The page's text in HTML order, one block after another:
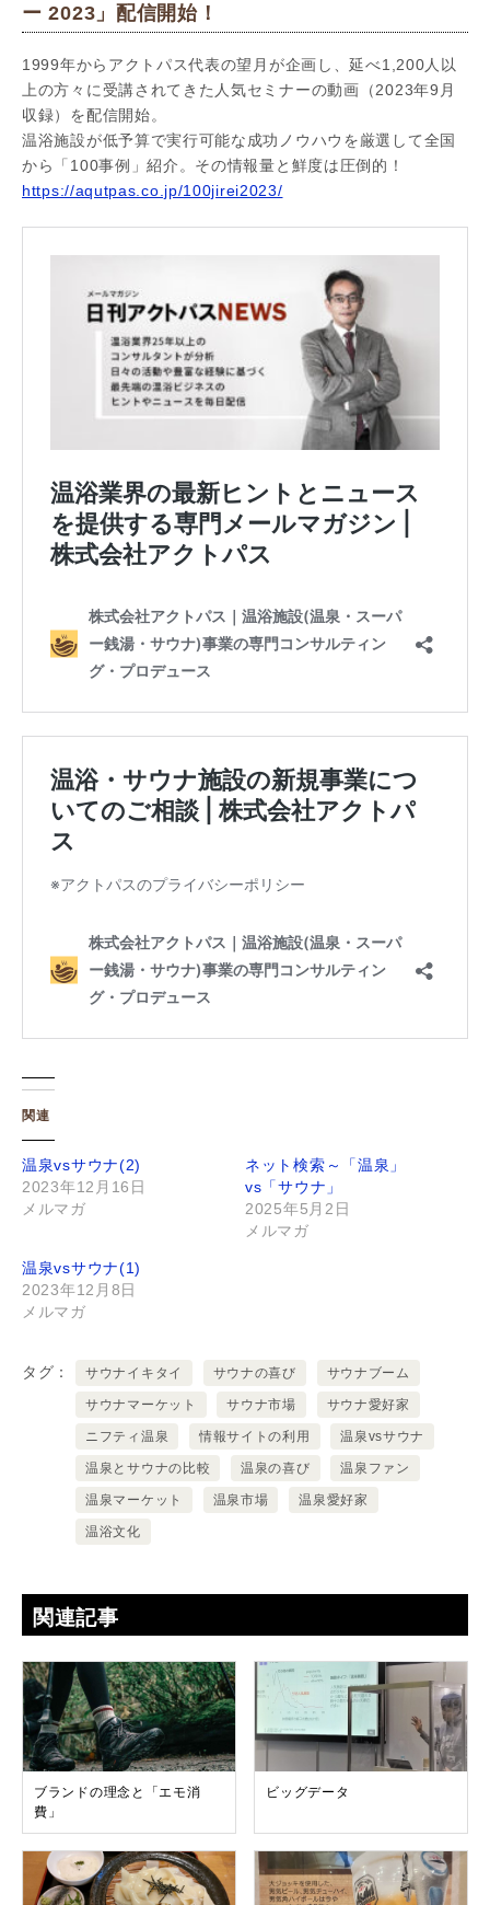
ー 2023」配信開始！
1999年からアクトパス代表の望月が企画し、延べ1,200人以
上の方々に受講されてきた人気セミナーの動画（2023年9月
収録）を配信開始。
温浴施設が低予算で実行可能な成功ノウハウを厳選して全国
から「100事例」紹介。その情報量と鮮度は圧倒的！
https://aqutpas.co.jp/100jirei2023/
関連
温泉vsサウナ(2)
2023年12月16日
メルマガ
ネット検索～「温泉」
vs「サウナ」
2025年5月2日
メルマガ
温泉vsサウナ(1)
2023年12月8日
メルマガ
タグ サウナイキタイ サウナの喜び サウナブーム
サウナマーケット サウナ市場 サウナ愛好家
ニフティ温泉 情報サイトの利用 温泉vsサウナ
温泉とサウナの比較 温泉の喜び 温泉ファン
温泉マーケット 温泉市場 温泉愛好家
温浴文化
関連記事
ブランドの理念と「エモ消
費」
ビッグデータ